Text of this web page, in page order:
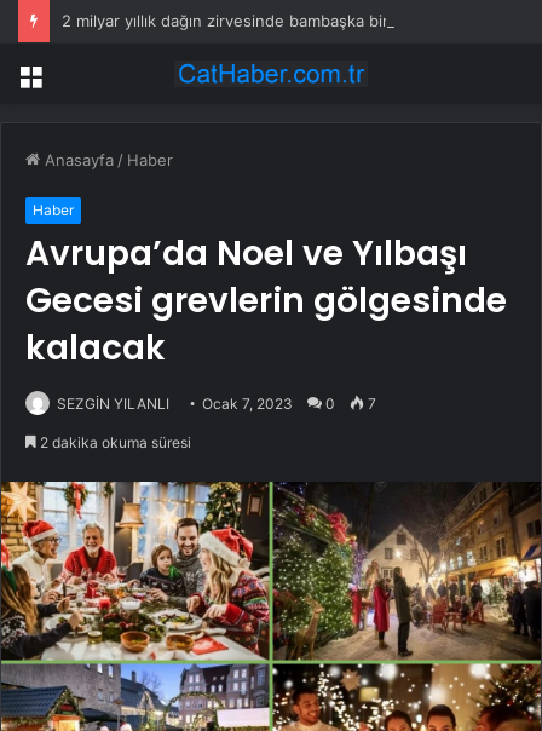
2 milyar yıllık dağın zirvesinde bambaşka bir dünya var
Menü
Anasayfa / Haber
Haber
Avrupa’da Noel ve Yılbaşı
Gecesi grevlerin gölgesinde
kalacak
SEZGİN YILANLI Ocak 7, 2023 0 7
2 dakika okuma süresi